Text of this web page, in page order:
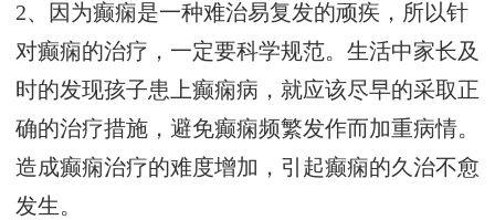
2、因为癫痫是一种难治易复发的顽疾，所以针
对癫痫的治疗，一定要科学规范。生活中家长及
时的发现孩子患上癫痫病，就应该尽早的采取正
确的治疗措施，避免癫痫频繁发作而加重病情。
造成癫痫治疗的难度增加，引起癫痫的久治不愈
发生。